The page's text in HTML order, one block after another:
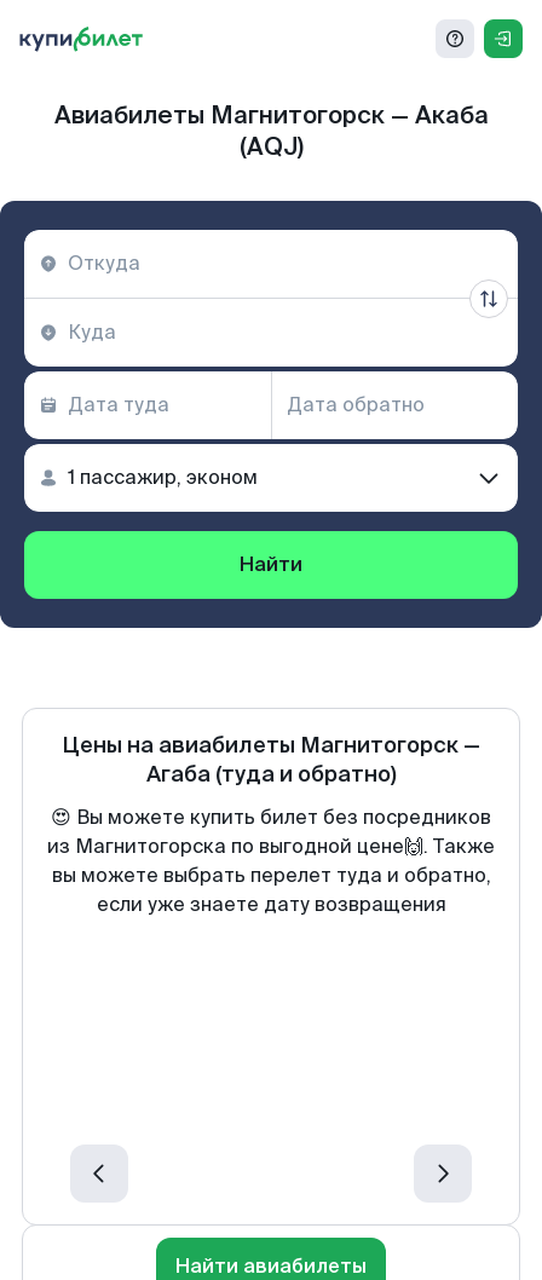
Авиабилеты Магнитогорск — Акаба
(AQJ)
Найти
Цены на авиабилеты Магнитогорск —
Агаба (туда и обратно)
😍 Вы можете купить билет без посредников
из Магнитогорска по выгодной цене🙌. Также
вы можете выбрать перелет туда и обратно,
если уже знаете дату возвращения
Найти авиабилеты